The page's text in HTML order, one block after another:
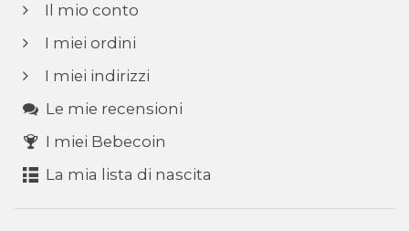
Il mio conto
I miei ordini
I miei indirizzi
Le mie recensioni
I miei Bebecoin
La mia lista di nascita